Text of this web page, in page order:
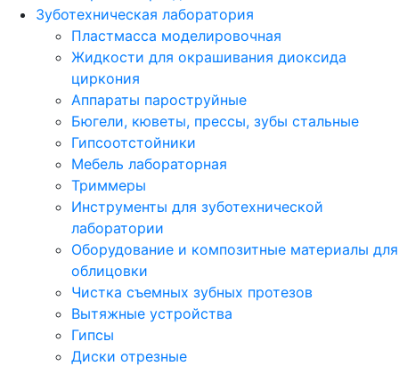
Зуботехническая лаборатория
Пластмасса моделировочная
Жидкости для окрашивания диоксида
циркония
Аппараты пароструйные
Бюгели, кюветы, прессы, зубы стальные
Гипсоотстойники
Мебель лабораторная
Триммеры
Инструменты для зуботехнической
лаборатории
Оборудование и композитные материалы для
облицовки
Чистка съемных зубных протезов
Вытяжные устройства
Гипсы
Диски отрезные